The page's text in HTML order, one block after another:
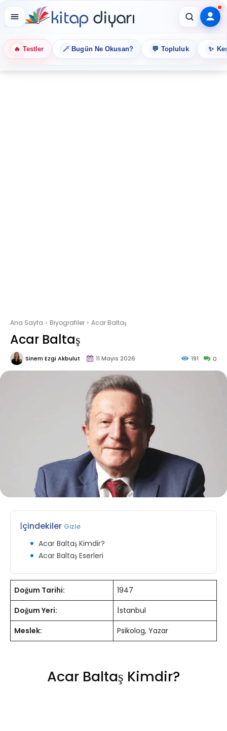
🔥 Testler 🪄 Bugün Ne Okusan? 💬 Topluluk ✨
Ana Sayfa Biyografiler Acar Baltaş
Acar Baltaş
Sinem Ezgi Akbulut 11 Mayıs 2026 0
191
İçindekiler Gizle
Acar Baltaş Kimdir?
Acar Baltaş Eserleri
Doğum Tarihi:
1947
Doğum Yeri:
İstanbul
Meslek:
Psikolog, Yazar
Acar Baltaş Kimdir?